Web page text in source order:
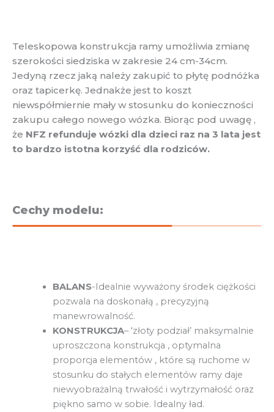
Teleskopowa konstrukcja ramy umożliwia zmianę
szerokości siedziska w zakresie 24 cm-34cm.
Jedyną rzecz jaką należy zakupić to płytę podnóżka
oraz tapicerkę. Jednakże jest to koszt
niewspółmiernie mały w stosunku do konieczności
zakupu całego nowego wózka. Biorąc pod uwagę ,
że NFZ refunduje wózki dla dzieci raz na 3 lata jest
to bardzo istotna korzyść dla rodziców.
Cechy modelu:
BALANS-Idealnie wyważony środek ciężkości
pozwala na doskonałą , precyzyjną
manewrowalność.
KONSTRUKCJA– 'złoty podział’ maksymalnie
uproszczona konstrukcja , optymalna
proporcja elementów , które są ruchome w
stosunku do stałych elementów ramy daje
niewyobrażalną trwałość i wytrzymałość oraz
piękno samo w sobie. Idealny ład.